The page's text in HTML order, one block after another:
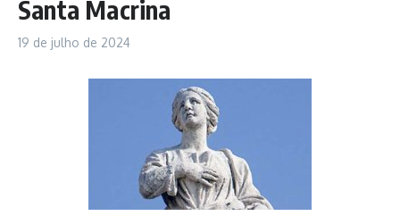
Santa Macrina
19 de julho de 2024